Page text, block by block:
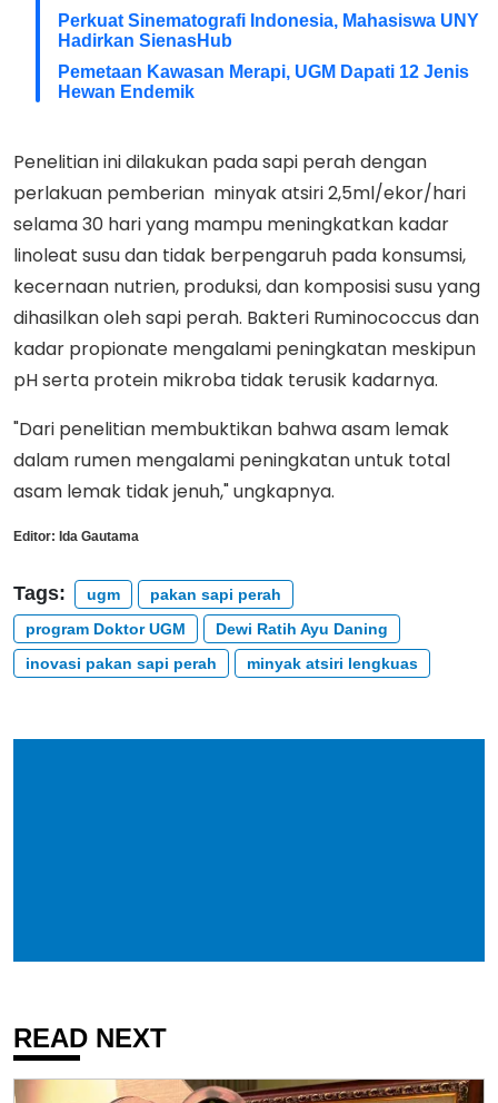
Perkuat Sinematografi Indonesia, Mahasiswa UNY
Hadirkan SienasHub
Pemetaan Kawasan Merapi, UGM Dapati 12 Jenis
Hewan Endemik
Penelitian ini dilakukan pada sapi perah dengan
perlakuan pemberian minyak atsiri 2,5ml/ekor/hari
selama 30 hari yang mampu meningkatkan kadar
linoleat susu dan tidak berpengaruh pada konsumsi,
kecernaan nutrien, produksi, dan komposisi susu yang
dihasilkan oleh sapi perah. Bakteri Ruminococcus dan
kadar propionate mengalami peningkatan meskipun
pH serta protein mikroba tidak terusik kadarnya.
"Dari penelitian membuktikan bahwa asam lemak
dalam rumen mengalami peningkatan untuk total
asam lemak tidak jenuh," ungkapnya.
Editor: Ida Gautama
Tags: ugm
pakan sapi perah
program Doktor UGM
Dewi Ratih Ayu Daning
inovasi pakan sapi perah
minyak atsiri lengkuas
READ NEXT